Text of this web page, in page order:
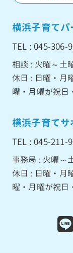
横浜子育てパ
TEL : 045-306-
相談 : 火曜～土
休日 : 日曜・月
曜・月曜が祝日
横浜子育て
TEL : 045-211-
事務局 : 火曜
休日 : 日曜・月
曜・月曜が祝日